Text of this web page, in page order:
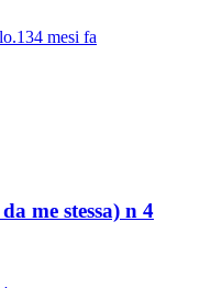
4 mesi fa
me stessa) n 4